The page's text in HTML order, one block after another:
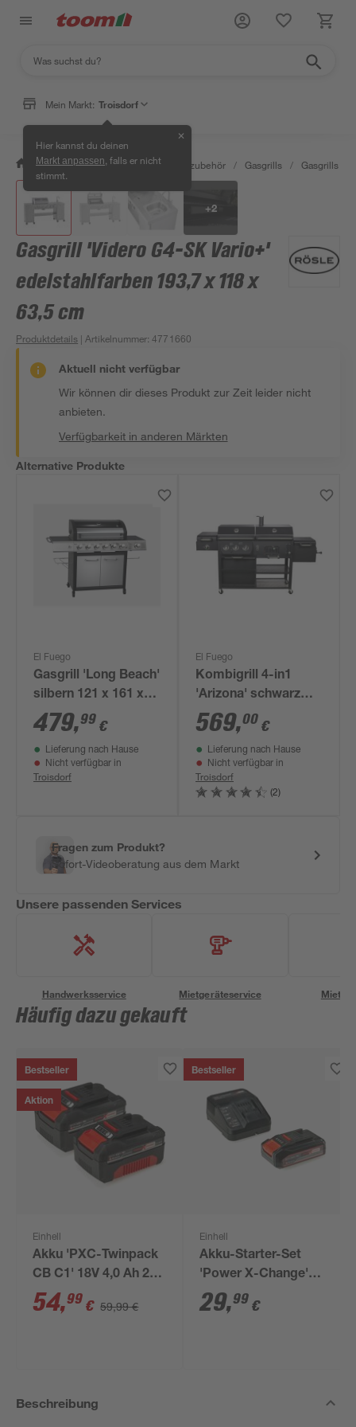
Mein Markt: Troisdorf
Hier kannst du deinen
Markt anpassen , falls er nicht
stimmt.
✕
/ Garten & Freizeit / Grills & Grillzubehör / Gasgrills / Gasgrills
+2
Gasgrill 'Videro G4-SK Vario+'
edelstahlfarben 193,7 x 118 x
63,5 cm
Produktdetails | Artikelnummer:4771660
Aktuell nicht verfügbar
Wir können dir dieses Produkt zur Zeit leider nicht
anbieten.
Verfügbarkeit in anderen Märkten
Alternative Produkte
El Fuego
Gasgrill 'Long Beach'
silbern 121 x 161 x
59,5 cm
479,99 €
Lieferung nach Hause
Nicht verfügbar in
Troisdorf
El Fuego
Kombigrill 4-in1
'Arizona' schwarz
203 x 127 x 60 cm
569,00 €
Lieferung nach Hause
Nicht verfügbar in
Troisdorf
(2)
Fragen zum Produkt?
Sofort-Videoberatung aus dem Markt
Unsere passenden Services
Handwerksservice Mietgeräteservice
Häufig dazu gekauft
Bestseller
Aktion
Einhell
Akku 'PXC-Twinpack
CB C1' 18V 4,0 Ah 2
Stück
54,99 € 59,99 €
Bestseller
Einhell
Akku-Starter-Set
'Power X-Change'
Ladegerät und Akku
18 V 2,5 Ah
29,99 €
Beschreibung